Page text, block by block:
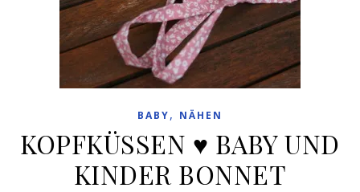
BABY, NÄHEN
KOPFKÜSSEN ♥ BABY UND
KINDER BONNET